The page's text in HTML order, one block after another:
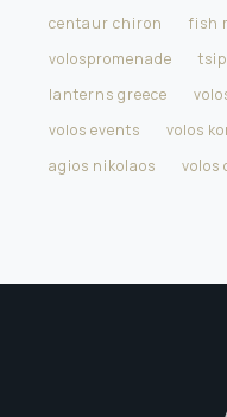
centaur chiron
fish
volospromenade
lanterns greece
volos events
volos
agios nikolaos
volos